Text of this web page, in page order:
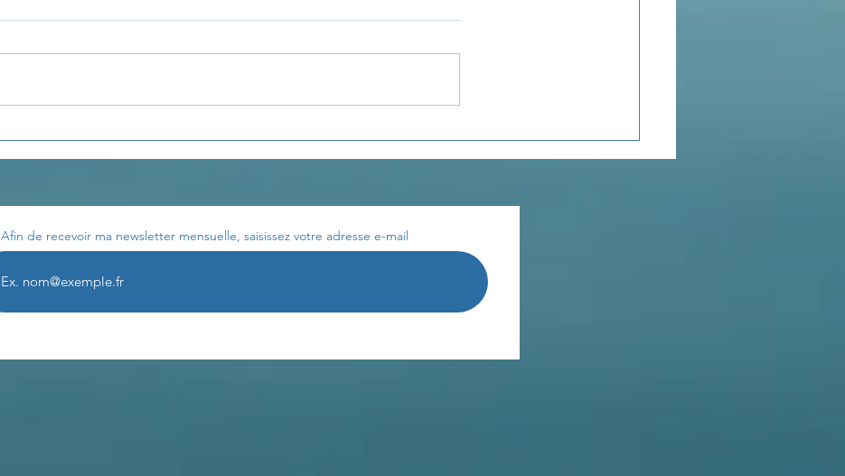
Th. Terestchenko...
Th. Terestchenko...
Afin de recevoir ma newsletter mensuelle, saisissez votre adresse e-mail